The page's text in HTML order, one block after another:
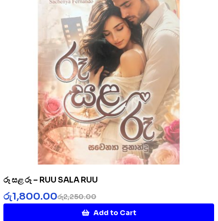
රූ සළ රූ – RUU SALA RUU
රු2,250.00
රු1,800.00
Add to Cart